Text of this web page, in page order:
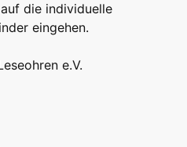
die individuelle
eingehen.
e.V.